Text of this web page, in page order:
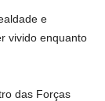
e
vivido enquanto
das Forças